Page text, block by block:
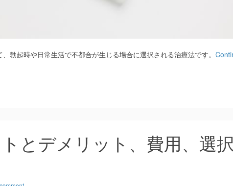
勃起時や日常生活で不都合が生じる場合に選択される治療法です。
とデメリット、費用、選